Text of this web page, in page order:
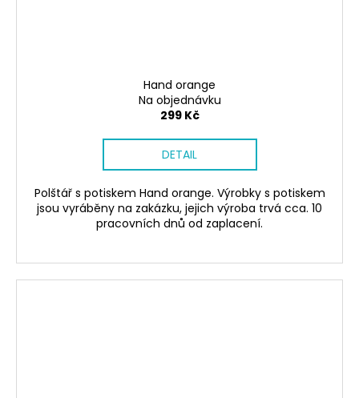
Hand orange
Na objednávku
299 Kč
DETAIL
Polštář s potiskem Hand orange. Výrobky s potiskem
jsou vyráběny na zakázku, jejich výroba trvá cca. 10
pracovních dnů od zaplacení.